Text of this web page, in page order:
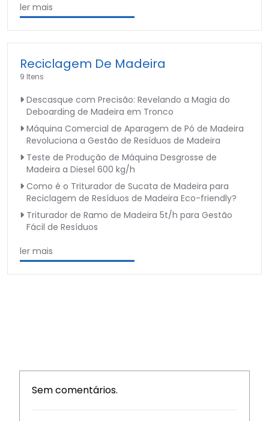
ler mais
Reciclagem De Madeira
9 Itens
Descasque com Precisão: Revelando a Magia do
Deboarding de Madeira em Tronco
Máquina Comercial de Aparagem de Pó de Madeira
Revoluciona a Gestão de Resíduos de Madeira
Teste de Produção de Máquina Desgrosse de
Madeira a Diesel 600 kg/h
Como é o Triturador de Sucata de Madeira para
Reciclagem de Resíduos de Madeira Eco-friendly?
Triturador de Ramo de Madeira 5t/h para Gestão
Fácil de Resíduos
ler mais
Sem comentários.